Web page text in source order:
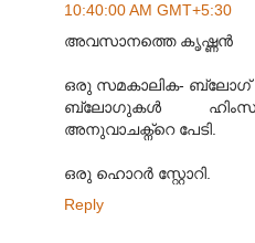
10:40:00 AM GMT+5:30
അവസാനത്തെ കൃഷ്ണന്‍
ഒരു സമകാലിക- ബ്ലോഗ്
ബ്ലോഗുകള്‍
അനുവാചക്ന്റെ പേടി.
ഒരു ഹൊറര്‍ സ്റ്റോറി.
Reply